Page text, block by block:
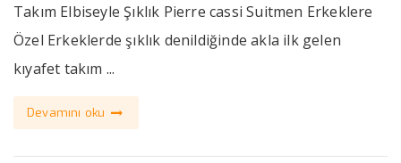
Takım Elbiseyle Şıklık Pierre cassi Suitmen Erkeklere
Özel Erkeklerde şıklık denildiğinde akla ilk gelen
kıyafet takım ...
Devamını oku